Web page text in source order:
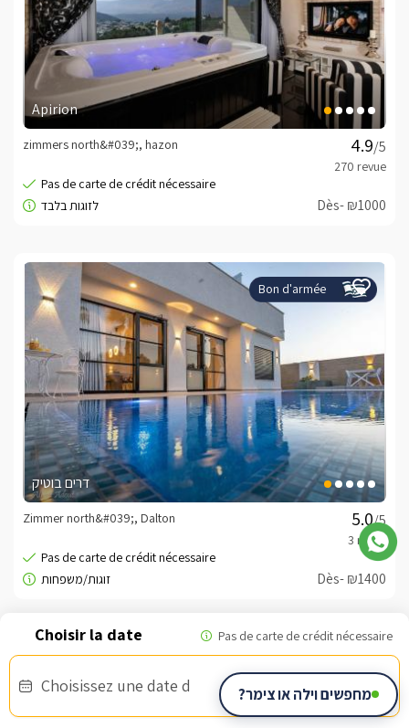
Choisissez une date d
Apirion
/5
zimmers north&#039;, hazon
Dès- ₪1000
Bon d'armée
דרים בוטיק
/5
Zimmer north&#039;, Dalton
Dès- ₪1400
מחפשים וילה או צימר?